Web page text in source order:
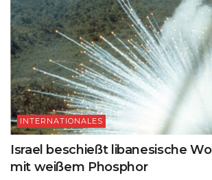
INTERNATIONALES
Israel beschießt libanesische
mit weißem Phosphor